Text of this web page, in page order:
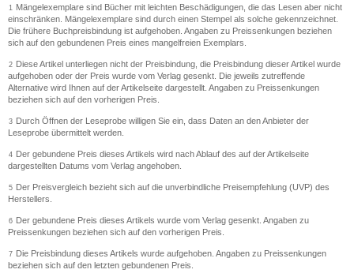
1
Mängelexemplare sind Bücher mit leichten Beschädigungen, die das Lesen aber nicht
einschränken. Mängelexemplare sind durch einen Stempel als solche gekennzeichnet.
Die frühere Buchpreisbindung ist aufgehoben. Angaben zu Preissenkungen beziehen
sich auf den gebundenen Preis eines mangelfreien Exemplars.
2 Diese Artikel unterliegen nicht der Preisbindung, die Preisbindung dieser Artikel wurde
aufgehoben oder der Preis wurde vom Verlag gesenkt. Die jeweils zutreffende
Alternative wird Ihnen auf der Artikelseite dargestellt. Angaben zu Preissenkungen
beziehen sich auf den vorherigen Preis.
3 Durch Öffnen der Leseprobe willigen Sie ein, dass Daten an den Anbieter der
Leseprobe übermittelt werden.
4 Der gebundene Preis dieses Artikels wird nach Ablauf des auf der Artikelseite
dargestellten Datums vom Verlag angehoben.
5 Der Preisvergleich bezieht sich auf die unverbindliche Preisempfehlung (UVP) des
Herstellers.
6 Der gebundene Preis dieses Artikels wurde vom Verlag gesenkt. Angaben zu
Preissenkungen beziehen sich auf den vorherigen Preis.
7 Die Preisbindung dieses Artikels wurde aufgehoben. Angaben zu Preissenkungen
beziehen sich auf den letzten gebundenen Preis.